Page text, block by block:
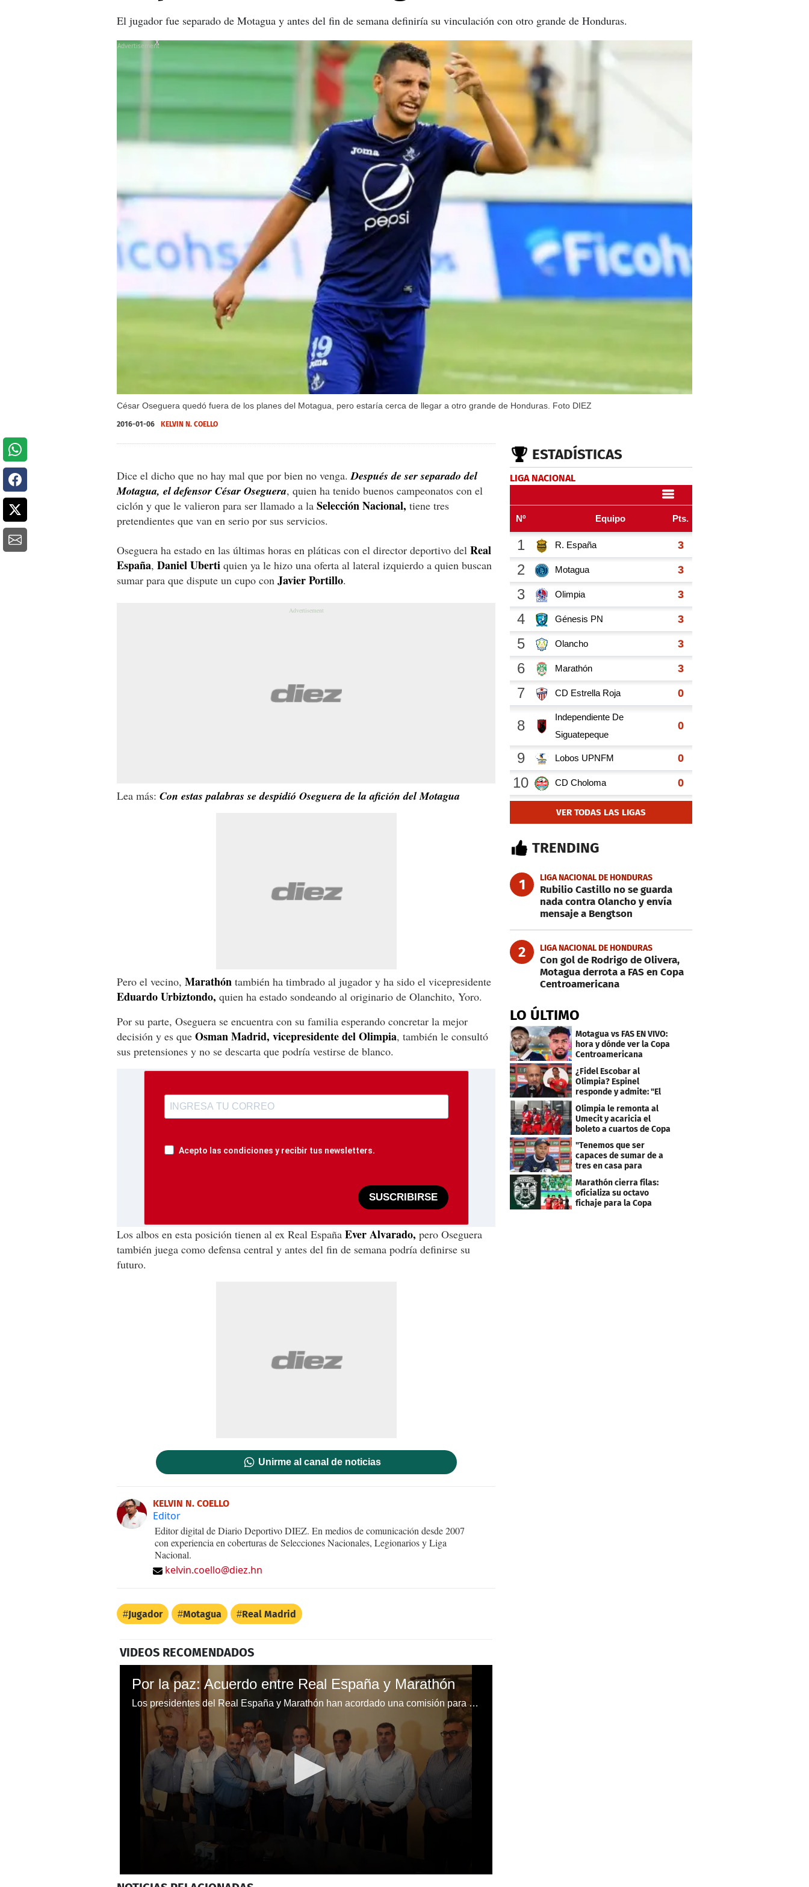
El jugador fue separado de Motagua y antes del fin de semana definiría su vinculación con otro grande de Honduras.
César Oseguera quedó fuera de los planes del Motagua, pero estaría cerca de llegar a otro grande de Honduras. Foto DIEZ
X
2016-01-06 KELVIN N. COELLO
Dice el dicho que no hay mal que por bien no venga.Después de ser separado del
Motagua, el defensor César Oseguera, quien ha tenido buenos campeonatos con el
ciclón y que le valieron para ser llamado a la Selección Nacional, tiene tres
pretendientes que van en serio por sus servicios.
Oseguera ha estado en las últimas horas en pláticas con el director deportivo del Real
España, Daniel Uberti quien ya le hizo una oferta al lateral izquierdo a quien buscan
sumar para que dispute un cupo con Javier Portillo.
Lea más: Con estas palabras se despidió Oseguera de la afición del Motagua
Pero el vecino, Marathón también ha timbrado al jugador y ha sido el vicepresidente
Eduardo Urbiztondo, quien ha estado sondeando al originario de Olanchito, Yoro.
Por su parte, Oseguera se encuentra con su familia esperando concretar la mejor
decisión y es que Osman Madrid, vicepresidente del Olimpia, también le consultó
sus pretensiones y no se descarta que podría vestirse de blanco.
Acepto las condiciones y recibir tus newsletters.
SUSCRIBIRSE
Los albos en esta posición tienen al ex Real España Ever Alvarado, pero Oseguera
también juega como defensa central y antes del fin de semana podría definirse su
futuro.
Unirme al canal de noticias
KELVIN N. COELLO
Editor
Editor digital de Diario Deportivo DIEZ. En medios de comunicación desde 2007
con experiencia en coberturas de Selecciones Nacionales, Legionarios y Liga
Nacional.
kelvin.coello@diez.hn
Jugador Motagua Real Madrid
VIDEOS RECOMENDADOS
Por la paz: Acuerdo entre Real España y Marathón
Los presidentes del Real España y Marathón han acordado una comisión para los clásicos de San Pedro Sula
ESTADÍSTICAS
LIGA NACIONAL
VER TODAS LAS LIGAS
TRENDING
1 LIGA NACIONAL DE HONDURAS
Rubilio Castillo no se guarda
nada contra Olancho y envía
mensaje a Bengtson
2 LIGA NACIONAL DE HONDURAS
Con gol de Rodrigo de Olivera,
Motagua derrota a FAS en Copa
Centroamericana
LO ÚLTIMO
Motagua vs FAS EN VIVO:
hora y dónde ver la Copa
Centroamericana
¿Fidel Escobar al
Olimpia? Espinel
responde y admite: "El
resultado fue corto"
Olimpia le remonta al
Umecit y acaricia el
boleto a cuartos de Copa
"Tenemos que ser
capaces de sumar de a
tres en casa para
asegurar la
clasificación"
Marathón cierra filas:
oficializa su octavo
fichaje para la Copa